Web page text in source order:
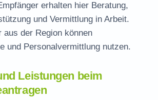
erhalten hier Beratung,
und Vermittlung in Arbeit.
aus der Region können
und Personalvermittlung nutzen.
Leistungen beim